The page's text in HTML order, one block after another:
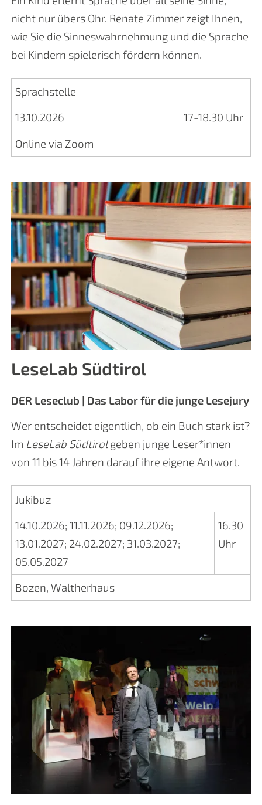
nicht nur übers Ohr. Renate Zimmer zeigt Ihnen,
wie Sie die Sinneswahrnehmung und die Sprache
bei Kindern spielerisch fördern können.
Sprachstelle
13.10.2026
17-18.30 Uhr
Online via Zoom
LeseLab Südtirol
DER Leseclub | Das Labor für die junge Lesejury
Wer entscheidet eigentlich, ob ein Buch stark ist?
Im LeseLab Südtirolgeben junge Leser*innen
von 11 bis 14 Jahren darauf ihre eigene Antwort.
Jukibuz
14.10.2026; 11.11.2026; 09.12.2026;
13.01.2027; 24.02.2027; 31.03.2027;
05.05.2027
16.30
Uhr
Bozen, Waltherhaus